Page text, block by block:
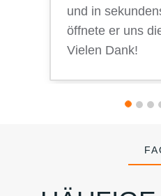
und in
öffnete er uns
Vielen Dank!